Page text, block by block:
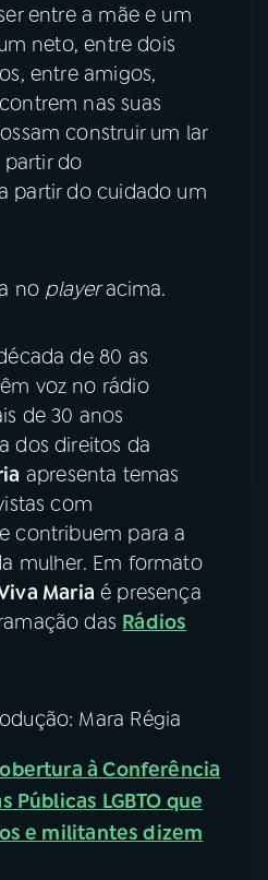
entre a mãe e um
neto, entre dois
entre amigos,
nas suas
construir um lar
do
partir do cuidado um
no playeracima.
de 80 as
voz no rádio
de 30 anos
dos direitos da
apresenta temas
com
contribuem para a
mulher. Em formato
Maria é presença
das Rádios
Mara Régia
à Conferência
Públicas LGBTO que
e militantes dizem